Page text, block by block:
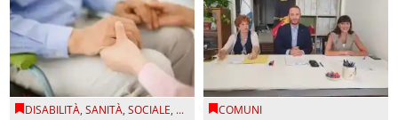
DISABILITÀ,SANITÀ,SOCIALE, ... COMUNI